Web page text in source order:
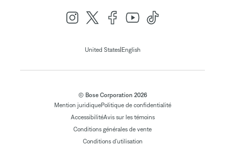
United States| English
© Bose Corporation 2026
Mention juridiquePolitique de confidentialité
AccessibilitéAvis sur les témoins
Conditions générales de vente
Conditions d'utilisation